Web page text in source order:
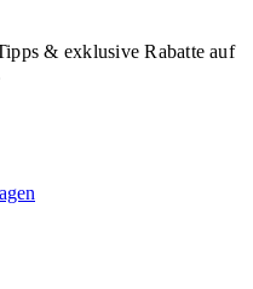
& exklusive Rabatte auf